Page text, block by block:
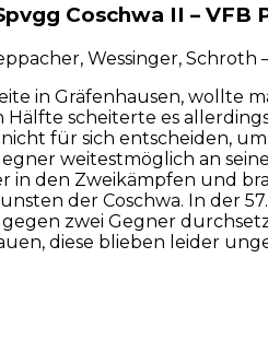
Coschwa II –
Wessinger, Schroth
in Gräfenhausen, wollte
Hälfte scheiterte es
für sich entscheiden,
weitestmöglich an
in den Zweikämpfen und
der Coschwa. In der
zwei Gegner
diese blieben leider